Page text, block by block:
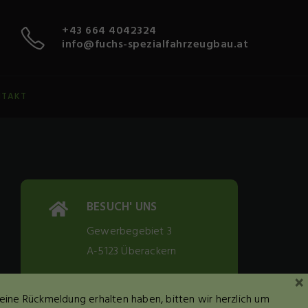
+43 664 4042324
info@fuchs-spezialfahrzeugbau.at
BESUCH' UNS
Gewerbegebiet 3
A-5123 Überackern
RUF UNS AN
Rückmeldung erhalten haben, bitten wir herzlich um
×